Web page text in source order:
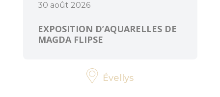
Randonnée,
30 août 2026
EXPOSITION D’AQUARELLES DE
MAGDA FLIPSE
Évellys